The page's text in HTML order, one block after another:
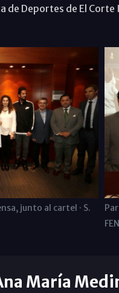
de Deportes de El
junto al cartel · S.
María